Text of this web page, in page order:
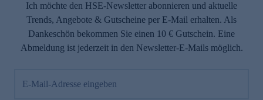
Ich möchte den HSE-Newsletter abonnieren und aktuelle
Trends, Angebote & Gutscheine per E-Mail erhalten. Als
Dankeschön bekommen Sie einen 10 € Gutschein. Eine
Abmeldung ist jederzeit in den Newsletter-E-Mails möglich.
E-Mail-Adresse eingeben